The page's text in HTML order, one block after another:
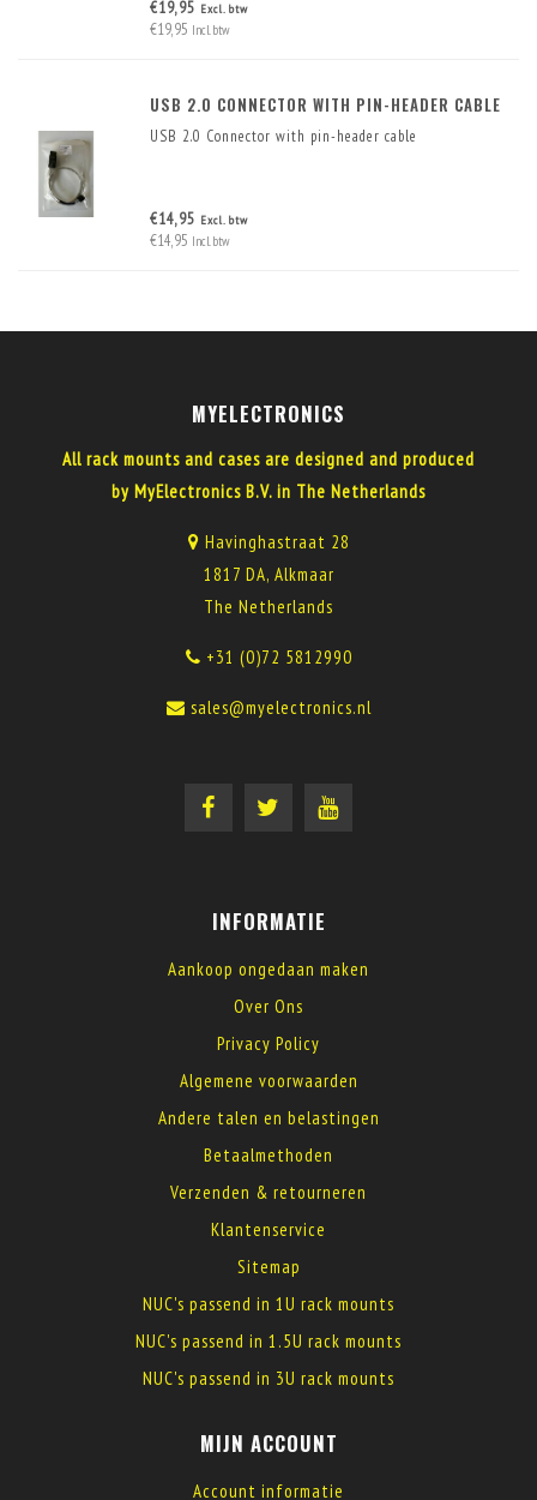
€19,95 Excl. btw
€19,95 Incl. btw
USB 2.0 CONNECTOR WITH PIN-HEADER CABLE
USB 2.0 Connector with pin-header cable
€14,95 Excl. btw
€14,95 Incl. btw
MYELECTRONICS
All rack mounts and cases are designed and produced
by MyElectronics B.V. in The Netherlands
Havinghastraat 28
1817 DA, Alkmaar
The Netherlands
+31 (0)72 5812990
sales@myelectronics.nl
INFORMATIE
Aankoop ongedaan maken
Over Ons
Privacy Policy
Algemene voorwaarden
Andere talen en belastingen
Betaalmethoden
Verzenden & retourneren
Klantenservice
Sitemap
NUC's passend in 1U rack mounts
NUC's passend in 1.5U rack mounts
NUC's passend in 3U rack mounts
MIJN ACCOUNT
Account informatie